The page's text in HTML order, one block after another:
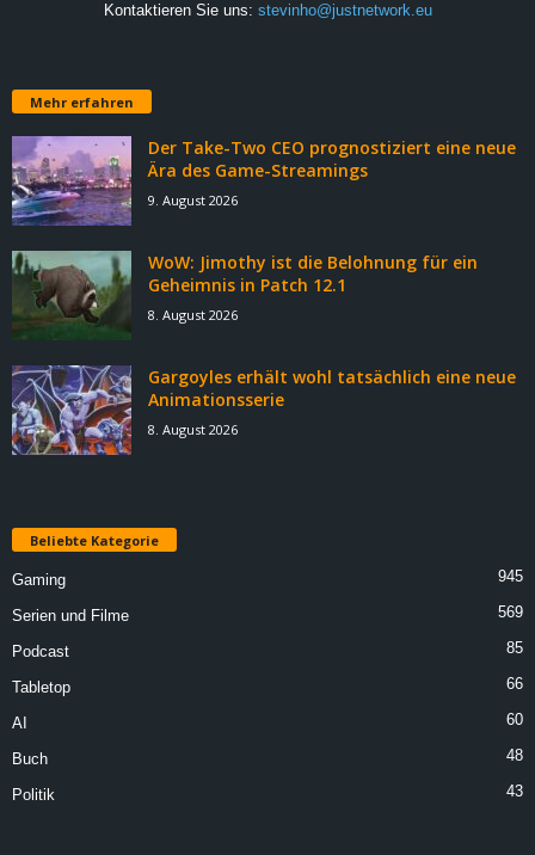
Kontaktieren Sie uns: stevinho@justnetwork.eu
Mehr erfahren
Der Take-Two CEO prognostiziert eine neue
Ära des Game-Streamings
9. August 2026
WoW: Jimothy ist die Belohnung für ein
Geheimnis in Patch 12.1
8. August 2026
Gargoyles erhält wohl tatsächlich eine neue
Animationsserie
8. August 2026
Beliebte Kategorie
Gaming 945
Serien und Filme 569
Podcast 85
Tabletop 66
AI 60
Buch 48
Politik 43